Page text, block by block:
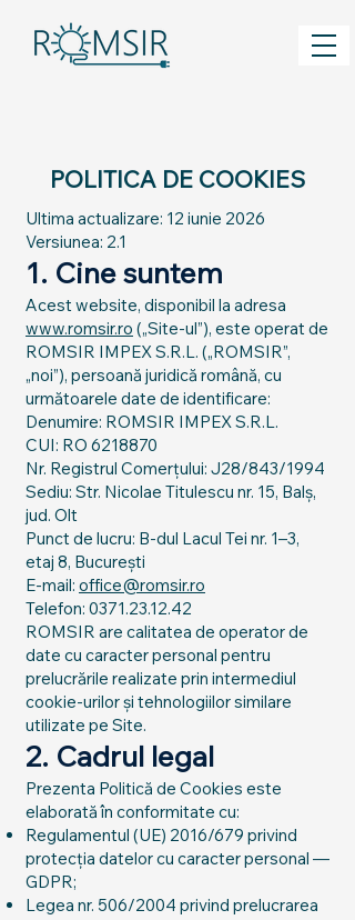
POLITICA DE COOKIES
Ultima actualizare: 12 iunie 2026
Versiunea: 2.1
1. Cine suntem
Acest website, disponibil la adresa
www.romsir.ro („Site-ul”), este operat de
ROMSIR IMPEX S.R.L. („ROMSIR”,
„noi”), persoană juridică română, cu
următoarele date de identificare:
Denumire: ROMSIR IMPEX S.R.L.
CUI: RO 6218870
Nr. Registrul Comerțului: J28/843/1994
Sediu: Str. Nicolae Titulescu nr. 15, Balș,
jud. Olt
Punct de lucru: B-dul Lacul Tei nr. 1–3,
etaj 8, București
E-mail: office@romsir.ro
Telefon: 0371.23.12.42
ROMSIR are calitatea de operator de
date cu caracter personal pentru
prelucrările realizate prin intermediul
cookie-urilor și tehnologiilor similare
utilizate pe Site.
2. Cadrul legal
Prezenta Politică de Cookies este
elaborată în conformitate cu:
Regulamentul (UE) 2016/679 privind
protecția datelor cu caracter personal —
GDPR;
Legea nr. 506/2004 privind prelucrarea